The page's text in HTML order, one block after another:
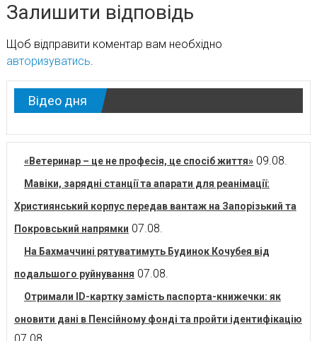
Залишити відповідь
Щоб відправити коментар вам необхідно
авторизуватись.
Відео дня
«Ветеринар – це не професія, це спосіб життя» 09.08.
Мавіки, зарядні станції та апарати для реанімації:
Християнський корпус передав вантаж на Запорізький та
Покровський напрямки 07.08.
На Бахмаччині рятуватимуть Будинок Кочубея від
подальшого руйнування 07.08.
Отримали ID-картку замість паспорта-книжечки: як
оновити дані в Пенсійному фонді та пройти ідентифікацію